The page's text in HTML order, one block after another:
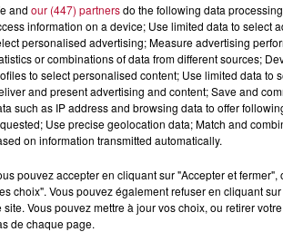
and our (447) partnersdo the following data
information on a device; Use limited data to select
personalised advertising; Measure advertising
or combinations of data from different sources;
to select personalised content; Use limited data to
and present advertising and content; Save and
such as IP address and browsing data to offer
Use precise geolocation data; Match and
on information transmitted automatically.
pouvez accepter en cliquant sur "Accepter et
choix". Vous pouvez également refuser en cliquant
site. Vous pouvez mettre à jour vos choix, ou retirer
de chaque page.